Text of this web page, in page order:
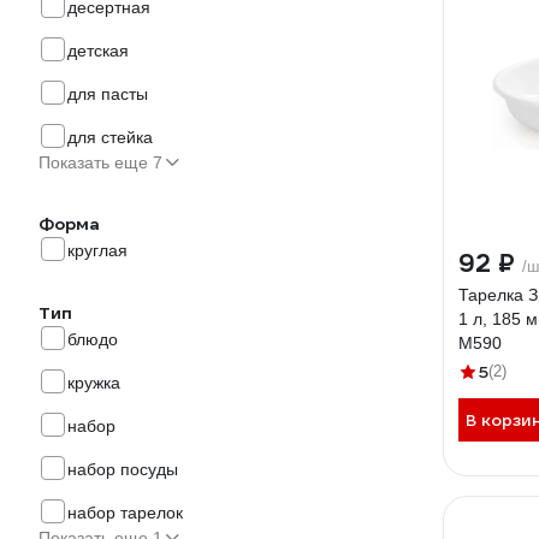
десертная
детская
для пасты
для стейка
Показать еще 7
Форма
круглая
Тип
блюдо
кружка
набор
набор посуды
набор тарелок
92 ₽ /
Тарелка
1 л, 185
М590
5(2)
В